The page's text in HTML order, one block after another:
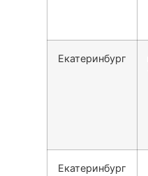
Екатеринбург
Екатеринбург